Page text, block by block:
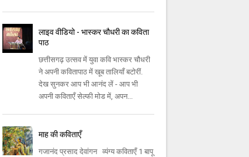
लाइव वीडियो - भास्कर चौधरी का कविता
पाठ
छत्तीसगढ़ उत्सव में युवा कवि भास्कर चौधरी
ने अपनी कवितापाठ में खूब तालियाँ बटोरीं.
देख सुनकर आप भी आनंद लें - आप भी
अपनी कविताएँ सेल्फी मोड में, अपन...
माह की कविताएँ
गजानंद प्रसाद देवांगन व्यंग्य कविताएँ 1 बापू